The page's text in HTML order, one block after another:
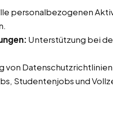
personalbezogenen
Unterstützung bei
von
Studentenjobs und